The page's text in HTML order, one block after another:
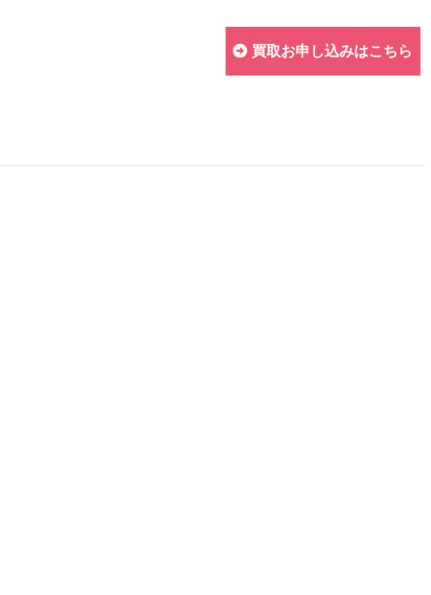
買取お申し込みはこちら